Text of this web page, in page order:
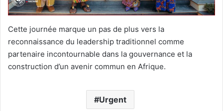
Cette journée marque un pas de plus vers la
reconnaissance du leadership traditionnel comme
partenaire incontournable dans la gouvernance et la
construction d’un avenir commun en Afrique.
Urgent